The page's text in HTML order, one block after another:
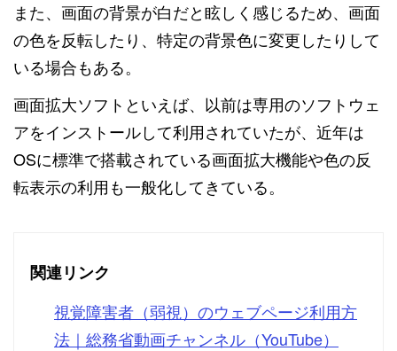
また、画面の背景が白だと眩しく感じるため、画面
の色を反転したり、特定の背景色に変更したりして
いる場合もある。
画面拡大ソフトといえば、以前は専用のソフトウェ
アをインストールして利用されていたが、近年は
OSに標準で搭載されている画面拡大機能や色の反
転表示の利用も一般化してきている。
関連リンク
視覚障害者（弱視）のウェブページ利用方
法｜総務省動画チャンネル（YouTube）